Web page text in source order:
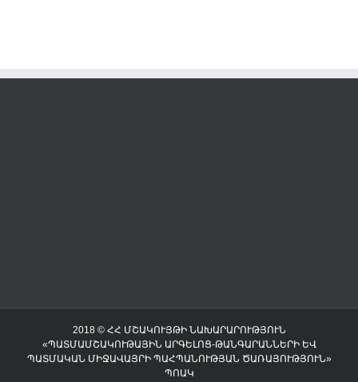
2018 © ՀՀ ՄՇԱԿՈՒՅԹԻ ՆԱԽԱՐԱՐՈՒԹՅՈՒՆ
«ՊԱՏՄԱՄՇԱԿՈՒԹԱՅԻՆ ԱՐԳԵԼՈՑ-ԹԱՆԳԱՐԱՆՆԵՐԻ ԵՎ
ՊԱՏՄԱԿԱՆ ՄԻՋԱՎԱՅՐԻ ՊԱՀՊԱՆՈՒԹՅԱՆ ԾԱՌԱՅՈՒԹՅՈՒՆ»
ՊՈԱԿ